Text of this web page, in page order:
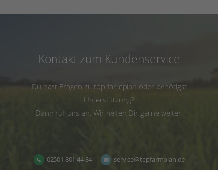
Kontakt zum Kundenservice
Du hast Fragen zu top farmplan oder benötigst
Unterstützung?
Dann ruf uns an. Wir helfen Dir gerne weiter!
02501 801 44 84 service@topfarmplan.de